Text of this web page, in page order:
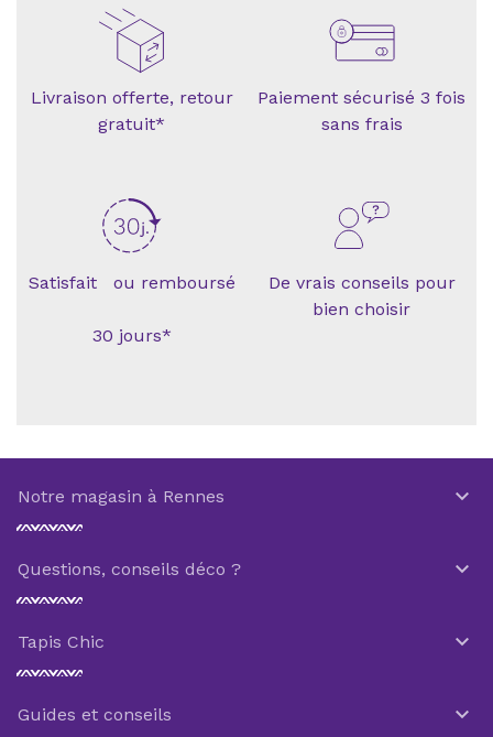
Livraison offerte, retour
gratuit*
Paiement sécurisé 3 fois
sans frais
Satisfait ou remboursé
30 jours*
De vrais conseils pour
bien choisir
Notre magasin à Rennes 
Questions, conseils déco ? 
Tapis Chic 
Guides et conseils 